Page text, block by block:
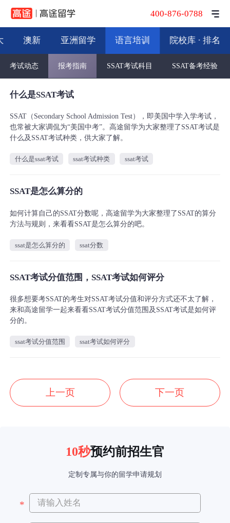
400-876-0788
澳新 亚洲留学 语言培训 院校库 · 排名
考试动态 报考指南 SSAT考试科目 SSAT备考经验
什么是SSAT考试
SSAT（Secondary School Admission Test），即美国中学入学考试，
也常被大家调侃为“美国中考”。高途留学为大家整理了SSAT考试是
什么及SSAT考试种类，供大家了解。
什么是ssat考试 ssat考试种类 ssat考试
SSAT是怎么算分的
如何计算自己的SSAT分数呢，高途留学为大家整理了SSAT的算分
方法与规则，来看看SSAT是怎么算分的吧。
ssat是怎么算分的 ssat分数
SSAT考试分值范围，SSAT考试如何评分
很多想要考SSAT的考生对SSAT考试分值和评分方式还不太了解，
来和高途留学一起来看看SSAT考试分值范围及SSAT考试是如何评
分的。
ssat考试分值范围 ssat考试如何评分
上一页 下一页
10秒预约前招生官
定制专属与你的留学申请规划